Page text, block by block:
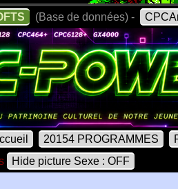
(Base de données) -
20154 PROGRAMMES
Hide picture Sexe : OFF